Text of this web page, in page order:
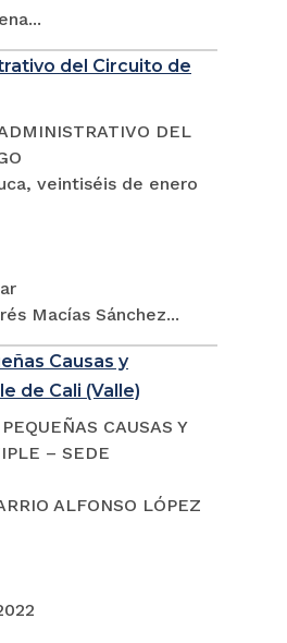
del Circuito de
DEL
veintiséis de enero
Macías Sánchez...
Causas y
de Cali (Valle)
CAUSAS Y
– SEDE
ALFONSO LÓPEZ